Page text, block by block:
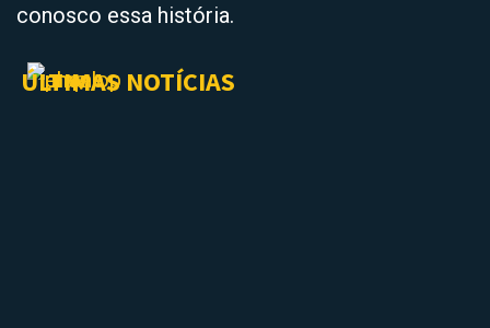
conosco essa história.
ÚLTIMAS NOTÍCIAS